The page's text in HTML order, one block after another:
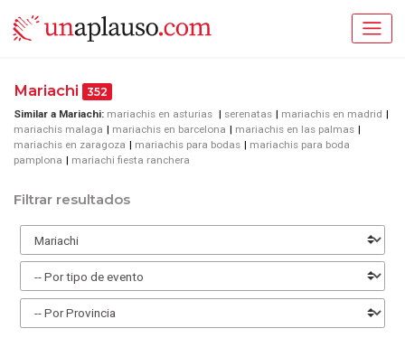
Mariachi 352
Similar a Mariachi: mariachis en asturias serenatas
mariachis en madrid
mariachis malaga
mariachis en barcelona
mariachis en las palmas
mariachis en zaragoza
mariachis para bodas
mariachis para boda
pamplona
mariachi fiesta ranchera
Filtrar resultados